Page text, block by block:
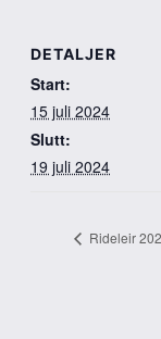
DETALJER
Start:
15 juli 2024
Slutt:
19 juli 2024
Rideleir